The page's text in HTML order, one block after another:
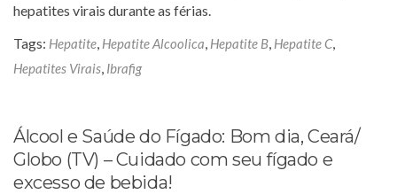
hepatites virais durante as férias.
Tags: Hepatite, Hepatite Alcoolica, Hepatite B, Hepatite C,
Hepatites Virais, Ibrafig
Álcool e Saúde do Fígado: Bom dia, Ceará/
Globo (TV) – Cuidado com seu fígado e
excesso de bebida!